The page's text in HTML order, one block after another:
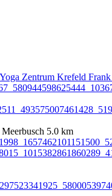
Meerbusch 5.0 km